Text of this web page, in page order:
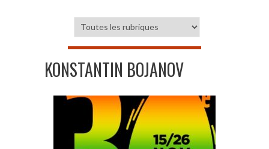
KONSTANTIN BOJANOV